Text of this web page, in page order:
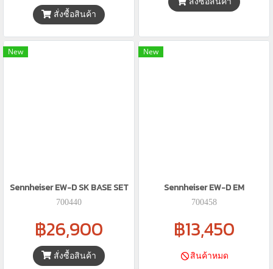
สั่งซื้อสินค้า
New
Sennheiser EW-D SK BASE SET
700440
฿26,900
สั่งซื้อสินค้า
New
Sennheiser EW-D EM
700458
฿13,450
สินค้าหมด